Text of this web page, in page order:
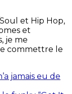
et Hip Hop,
et
je me
commettre le
jamais eu de